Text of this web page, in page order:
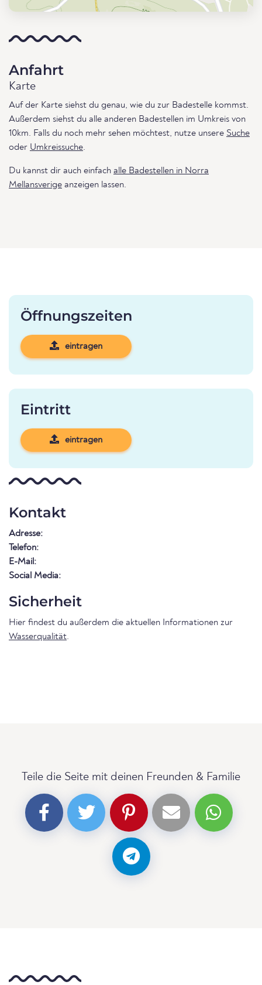
Anfahrt
Karte
Auf der Karte siehst du genau, wie du zur Badestelle kommst.
Außerdem siehst du alle anderen Badestellen im Umkreis von
10km. Falls du noch mehr sehen möchtest, nutze unsere Suche
oder Umkreissuche.
Du kannst dir auch einfach alle Badestellen in Norra
Mellansverige anzeigen lassen.
Öffnungszeiten
eintragen
Eintritt
eintragen
Kontakt
Adresse:
Telefon:
E-Mail:
Social Media:
Sicherheit
Hier findest du außerdem die aktuellen Informationen zur
Wasserqualität.
Teile die Seite mit deinen Freunden & Familie